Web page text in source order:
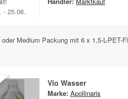
- 25.06.
oder Medium Packung mit 6 x 1,5-L-PET-
Vio Wasser
Marke: Apollinaris